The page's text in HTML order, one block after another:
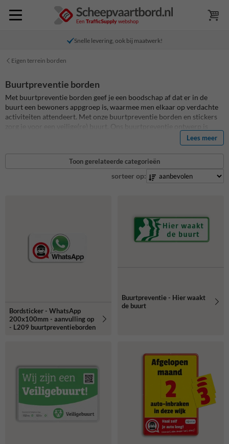
Snelle levering, ook bij maatwerk!
Eigen terrein borden
Buurtpreventie borden
Met buurtpreventie borden geef je een boodschap af dat er in de
buurt een bewoners appgroep is, waarmee men elkaar op verdachte
activiteiten attendeert. Met onze buurtpreventie borden en stickers
zorg je voor een veilige(re) buurt. Ons buurtpreventie ontwerp is
landelijk het meest herkenbare ontwerp. Ook in omliggende landen
passen we dit ontwerp inmiddels toe zodat de herkenbaarheid nog
groter zal worden bij buitenlandse bezoekers. Al onze Buurtpreventie
borden zijn standaard reflecterend en daardoor ook goed zichtbaar
bij donker en slecht weer. Ook zijn onze buurtpreventie borden
Lees meer
Toon gerelateerde categorieën
sorteer op:
Bordsticker - WhatsApp
200x100mm - aanvulling op
- L209 buurtpreventieborden
Buurtpreventie - Hier waakt
de buurt